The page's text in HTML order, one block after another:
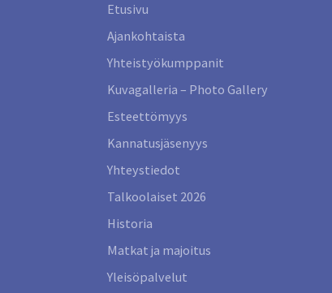
Etusivu
Ajankohtaista
Yhteistyökumppanit
Kuvagalleria – Photo Gallery
Esteettömyys
Kannatusjäsenyys
Yhteystiedot
Talkoolaiset 2026
Historia
Matkat ja majoitus
Yleisöpalvelut